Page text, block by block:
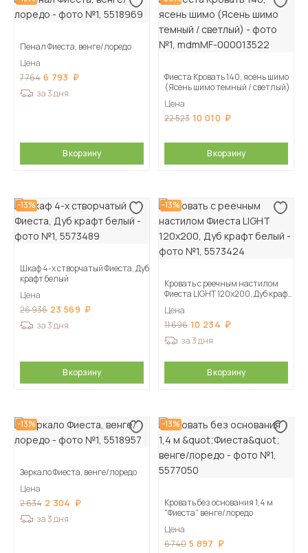
Пенал Фиеста, венге/лоредо
Цена
7 764 6 793
за 3 дня
В корзину
Фиеста Кровать 140, ясень шимо
(Ясень шимо темный / светлый)
Цена
22 523 10 010
В корзину
-13%
Шкаф 4-х створчатый Фиеста, Дуб
крафт белый
Цена
26 936 23 569
за 3 дня
В корзину
-13%
Кровать с реечным настилом
Фиеста LIGHT 120х200, Дуб крафт
Цена
11 696 10 234
за 3 дня
В корзину
-13%
Зеркало Фиеста, венге/лоредо
Цена
2 634 2 304
за 3 дня
-13%
Кровать без основания 1,4 м
"Фиеста" венге/лоредо
Цена
6 740 5 897